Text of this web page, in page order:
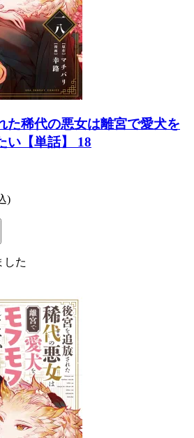
た稀代の悪女は離宮で愛犬を
い【単話】 18
)
した